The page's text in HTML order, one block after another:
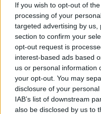
If you wish to opt-out of
processing of your
targeted advertising by
section to confirm your
opt-out request is
interest-based ads based
us or personal information
your opt-out. You may
disclosure of your
IAB’s list of downstream
also be disclosed by us to
Con rose e
profumi
29/05/2011
La regina delle
francesi